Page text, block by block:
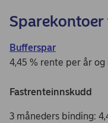
Bufferspar
4,45 % rente per år
Fastrenteinnskudd
3 måneders binding: